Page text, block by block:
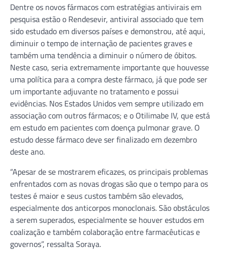
Dentre os novos fármacos com estratégias antivirais em
pesquisa estão o Rendesevir, antiviral associado que tem
sido estudado em diversos países e demonstrou, até aqui,
diminuir o tempo de internação de pacientes graves e
também uma tendência a diminuir o número de óbitos.
Neste caso, seria extremamente importante que houvesse
uma política para a compra deste fármaco, já que pode ser
um importante adjuvante no tratamento e possui
evidências. Nos Estados Unidos vem sempre utilizado em
associação com outros fármacos; e o Otilimabe IV, que está
em estudo em pacientes com doença pulmonar grave. O
estudo desse fármaco deve ser finalizado em dezembro
deste ano.
“Apesar de se mostrarem eficazes, os principais problemas
enfrentados com as novas drogas são que o tempo para os
testes é maior e seus custos também são elevados,
especialmente dos anticorpos monoclonais. São obstáculos
a serem superados, especialmente se houver estudos em
coalização e também colaboração entre farmacêuticas e
governos”, ressalta Soraya.